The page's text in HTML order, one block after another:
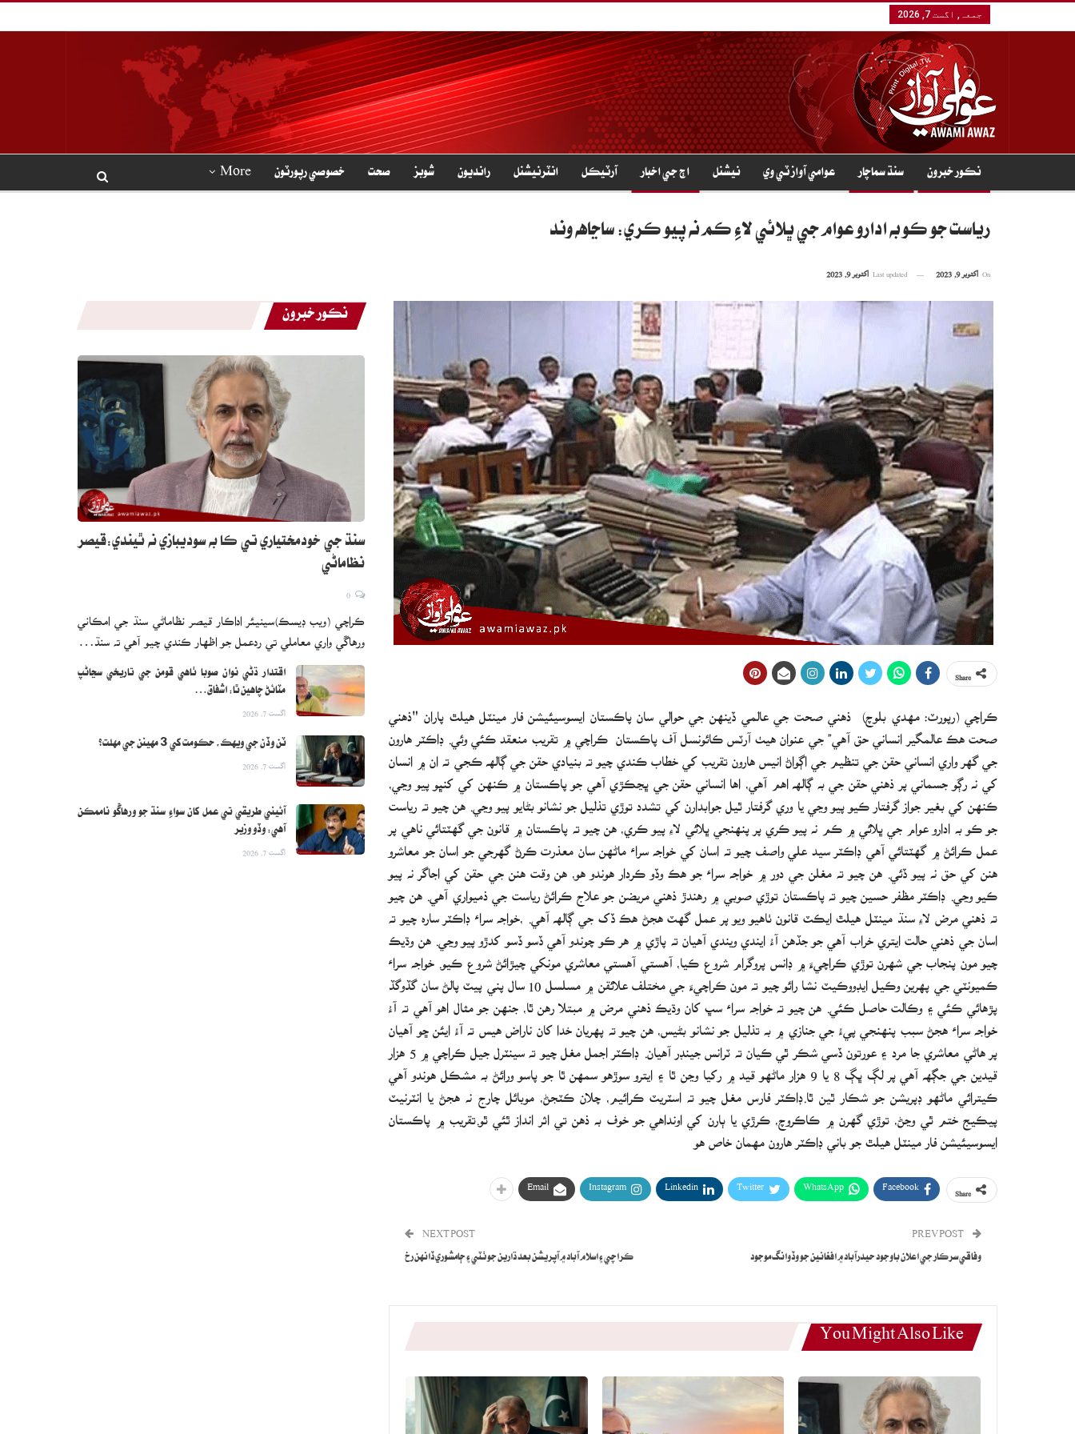
جمعہ, اگست 7, 2026
نڪور خبرون سنڌ سماچار عوامي آواز ٽي وي نيشنل اڄ جي اخبار آرٽيڪل انٽرنيشنل رانديون شوبز صحت خصوصي رپورٽون More
رياست جو ڪو به ادارو عوام جي ڀلائي لاءِ ڪم نه پيو ڪري: ساڃاهه وند
اکتوبر 9, 2023 اکتوبر 9, 2023
ڪراچي (رپورٽ: مهدي بلوچ) ذهني صحت جي عالمي ڏينهن جي حوالي سان پاڪستان ايسوسيئيشن فار مينٽل هيلٿ پاران "ذهني
صحت هڪ عالمگير انساني حق آهي” جي عنوان هيٺ آرٽس ڪائونسل آف پاڪستان ڪراچي ۾ تقريب منعقد ڪئي وئي. ڊاڪٽر هارون
جي گهر واري انساني حقن جي تنظيم جي اڳواڻ انيس هارون تقريب کي خطاب ڪندي چيو ته بنيادي حقن جي ڳالھ ڪجي ته ان ۾ انسان
کي نه رڳو جسماني پر ذهني حقن جي به ڳالھ اهم آهي، اها انساني حقن جي ڀڃڪڙي آهي جو پاڪستان ۾ ڪنهن کي کنڀو پيو وڃي،
ڪنهن کي بغير جواز گرفتار ڪيو پيو وڃي يا وري گرفتار ٿيل جوابدارن کي تشدد توڙي تذليل جو نشانو بڻايو پيو وڃي. هن چيو ته رياست
جو ڪو به ادارو عوام جي ڀلائي ۾ ڪم نه پيو ڪري پر پنهنجي ڀلائي لاءِ پيو ڪري، هن چيو ته پاڪستان ۾ قانون جي گهٽتائي ناهي پر
عمل ڪرائڻ ۾ گهٽتائي آهي ڊاڪٽر سيد علي واصف چيو ته اسان کي خواجه سراء ماڻهن سان معذرت ڪرڻ گهرجي جو اسان جو معاشرو
هنن کي حق نه پيو ڏئي. هن چيو ته مغلن جي دور ۾ خواجه سراء جو هڪ وڏو ڪردار هوندو هو، هن وقت هنن جي حقن کي اجاگر نه پيو
ڪيو وڃي. ڊاڪٽر مظفر حسين چيو ته پاڪستان توڙي صوبي ۾ رهندڙ ذهني مريضن جو علاج ڪرائڻ رياست جي ذميواري آهي. هن چيو
ته ذهني مرض لاءِ سنڌ مينٽل هيلٿ ايڪٽ قانون ٺاهيو ويو پر عمل گهٽ هجڻ هڪ ڏک جي ڳالھ آھي. ،خواجه سراء ڊاڪٽر ساره چيو ته
اسان جي ذهني حالت ايتري خراب آهي جو جڏهن آءُ ايندي ويندي آهيان ته پاڙي ۾ هر ڪو چوندو آهي ڏسو ڏسو کدڙو پيو وڃي. هن وڌيڪ
چيو مون پنجاب جي شهرن توڙي ڪراچيءَ ۾ ڊانس پروگرام شروع ڪيا، آهستي آهستي معاشري مونکي چيڙائڻ شروع ڪيو. خواجه سراء
ڪميونٽي جي پهرين وڪيل ايڊووڪيٽ نشا رائو چيو ته مون ڪراچيءَ جي مختلف علائقن ۾ مسلسل 10 سال پني پيٽ پالڻ سان گڏوگڏ
پڙهائي ڪئي ۽ وڪالت حاصل ڪئي. هن چيو ته خواجه سراء سڀ کان وڌيڪ ذهني مرض ۾ مبتلا رهن ٿا، جنهن جو مثال اهو آهي ته آءُ
خواجه سراء هجڻ سبب پنهنجي پيءُ جي جنازي ۾ به تذليل جو نشانو بڻيس، هن چيو ته پهريان خدا کان ناراض هيس ته آءُ ايئن ڇو آهيان
پر هاڻي معاشري جا مرد ۽ عورتون ڏسي شڪر ٿي ڪيان ته ٽرانس جينڊر آهيان. ڊاڪٽر اجمل مغل چيو ته سينٽرل جيل ڪراچي ۾ 5 هزار
قيدين جي جڳھ آهي پر لڳ ڀڳ 8 يا 9 هزار ماڻهو قيد ۾ رکيا وڃن ٿا ۽ ايترو سوڙهو سمهن ٿا جو پاسو ورائڻ به مشڪل هوندو آهي
ڪيترائي ماڻهو ڊپريشن جو شڪار ٿين ٿا.ڊاڪٽر فارس مغل چيو ته اسٽريٽ ڪرائيم، چلان ڪٽجڻ، موبائل چارج نه هجڻ يا انٽرنيٽ
پيڪيج ختم ٿي وڃڻ، توڙي گهرن ۾ ڪاڪروچ، ڪرڙي يا ٻارن کي اونداهي جو خوف به ذهن تي اثر انداز ٿئي ٿو.تقريب ۾ پاڪستان
ايسوسيئيشن فار مينٽل هيلٿ جو باني ڊاڪٽر هارون مهمان خاص هو
Facebook
WhatsApp
Twitter
Linkedin
Instagram
Email
وفاقي سرڪار جي اعلان باوجود حيدرآباد ۾ افغانين جو وڏوانگ موجود
NEXT POST
ڪراچي ۽ اسلام آباد ۾ آپريشن بعد ڌارين جو ٺٽي ۽ ڄامشوري ڏانهن رخ
You Might Also Like
نڪور خبرون
سنڌ جي خودمختياري تي ڪا به سوديبازي نه ٿيندي:قيصر
نظاماڻي
ڪراچي (ويب ڊيسڪ)سينيئر اداڪار قيصر نظاماڻي سنڌ جي امڪاني
ورهاڱي واري معاملي تي ردعمل جو اظهار ڪندي چيو آهي ته سنڌ…
اقتدار ڌڻي نوان صوبا ٺاهي قومن جي تاريخي سڃاڻپ
مٽائڻ چاهين ٿا: اشفاق…
اگست 7, 2026
ٽن وڏن جي ويهڪ، حڪومت کي 3 مهينن جي مهلت؟
اگست 7, 2026
آئيني طريقي تي عمل کان سواءِ سنڌ جو ورهاڱو ناممڪن
آهي: وڏو وزير
اگست 7, 2026